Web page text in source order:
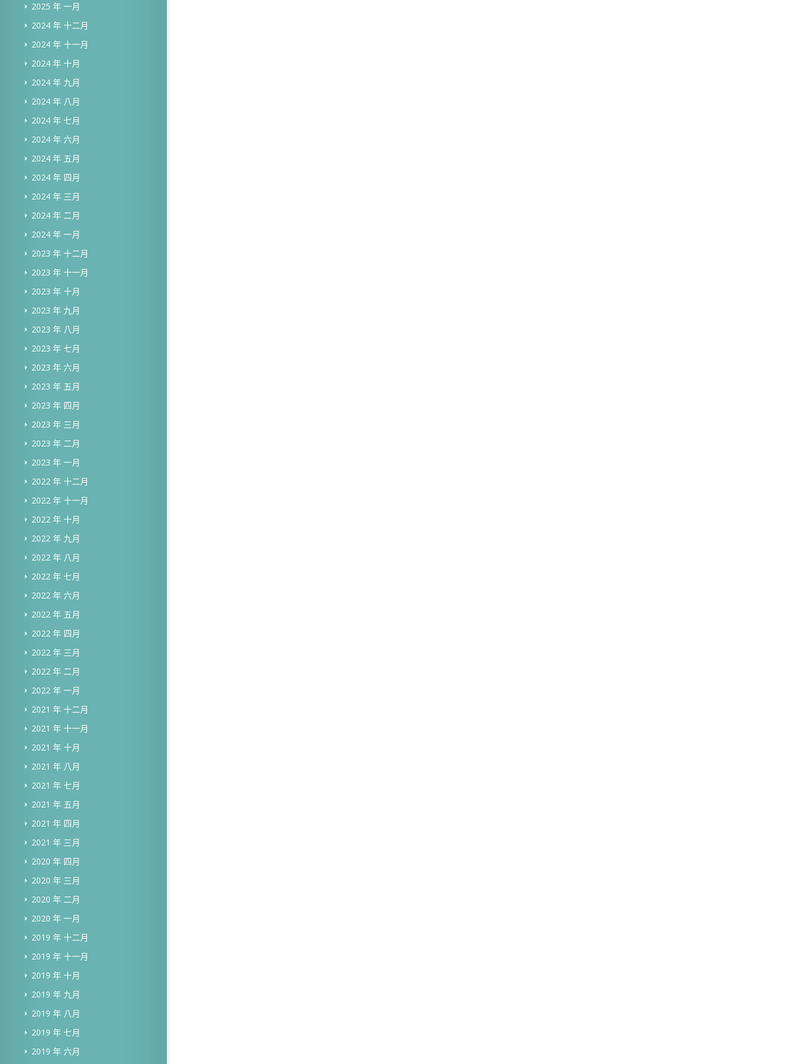
2025 年 一月
2024 年 十二月
2024 年 十一月
2024 年 十月
2024 年 九月
2024 年 八月
2024 年 七月
2024 年 六月
2024 年 五月
2024 年 四月
2024 年 三月
2024 年 二月
2024 年 一月
2023 年 十二月
2023 年 十一月
2023 年 十月
2023 年 九月
2023 年 八月
2023 年 七月
2023 年 六月
2023 年 五月
2023 年 四月
2023 年 三月
2023 年 二月
2023 年 一月
2022 年 十二月
2022 年 十一月
2022 年 十月
2022 年 九月
2022 年 八月
2022 年 七月
2022 年 六月
2022 年 五月
2022 年 四月
2022 年 三月
2022 年 二月
2022 年 一月
2021 年 十二月
2021 年 十一月
2021 年 十月
2021 年 八月
2021 年 七月
2021 年 五月
2021 年 四月
2021 年 三月
2020 年 四月
2020 年 三月
2020 年 二月
2020 年 一月
2019 年 十二月
2019 年 十一月
2019 年 十月
2019 年 九月
2019 年 八月
2019 年 七月
2019 年 六月